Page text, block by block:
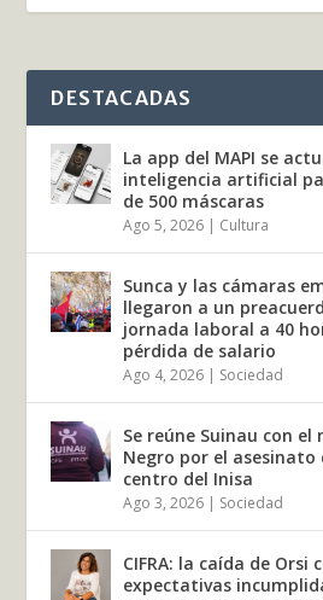
DESTACADAS
La app del MAPI se
inteligencia artificial
de 500 máscaras
Ago 5, 2026 | Cultura
Sunca y las cámaras
llegaron a un
jornada laboral a 40
pérdida de salario
Ago 4, 2026 | Sociedad
Se reúne Suinau con
Negro por el asesinato
centro del Inisa
Ago 3, 2026 | Sociedad
CIFRA: la caída de Orsi
expectativas